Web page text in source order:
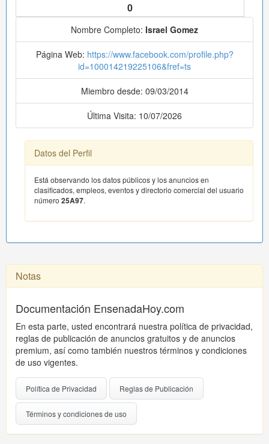
0
Nombre Completo: Israel Gomez
Página Web: https://www.facebook.com/profile.php?
id=100014219225106&fref=ts
Miembro desde: 09/03/2014
Última Visita: 10/07/2026
Datos del Perfil
Está observando los datos públicos y los anuncios en
clasificados, empleos, eventos y directorio comercial del usuario
número 25A97.
Notas
Documentación EnsenadaHoy.com
En esta parte, usted encontrará nuestra política de privacidad,
reglas de publicación de anuncios gratuitos y de anuncios
premium, así como también nuestros términos y condiciones
de uso vigentes.
Política de Privacidad Reglas de Publicación
Términos y condiciones de uso